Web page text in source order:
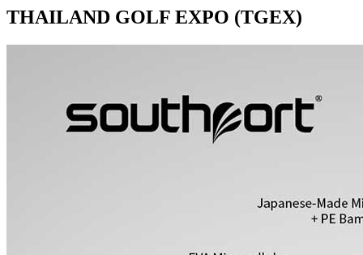
THAILAND GOLF EXPO (TGEX)